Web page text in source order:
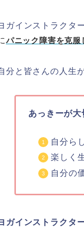
ガインストラクタ
パニック障害を克服
分と皆さんの人生
あっきーが大
自分ら
楽しく
自分の
ガインストラクタ